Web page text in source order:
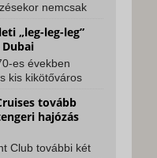
nemcsak
jutsz el oda....
„leg-leg-leg”
es években
kis kikötőváros
és...
tovább
hajózás
Club további két